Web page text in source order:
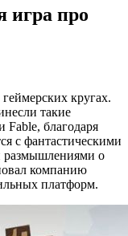
игра про
кругах.
такие
благодаря
с фантастическими
размышлениями о
компанию
платформ.